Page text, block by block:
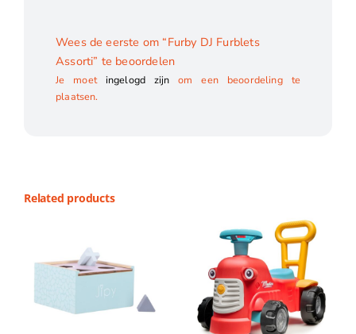
Wees de eerste om “Furby DJ Furblets
Assorti” te beoordelen
Je moet ingelogd zijn om een beoordeling te
plaatsen.
Related products